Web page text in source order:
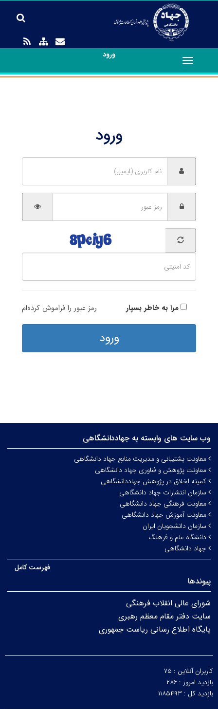
ورود
Toggle
navigation
ورود
مرا به خاطر بسپار رمز عبور را فراموش کرده‌ام
ورود
وب سایت های وابسته به جهاددانشگاهی
معاونت پشتیبانی و مدیریت منابع جهاد دانشگاهی
معاونت پژوهش و فناوری جهاد دانشگاهی
کمیته اخلاق در پژوهش جهاددانشگاهی
سازمان انتشارات جهاد دانشگاهی
معاونت فرهنگی جهاد دانشگاهی
معاونت آموزش جهاد دانشگاهی
سازمان دانشجویان ایران
دانشگاه علم و فرهنگ
جهاد دانشگاهی
فهرست کامل
پیوندها
شورای عالی انقلاب فرهنگی
سایت دفتر مقام معظم رهبری
پایگاه اطلاع رسانی ریاست جمهوری
کاربران آنلاین : ۷۵
بازدید امروز : ۲۸۶
بازدید کل : ۱۱۸۵۴۹۳